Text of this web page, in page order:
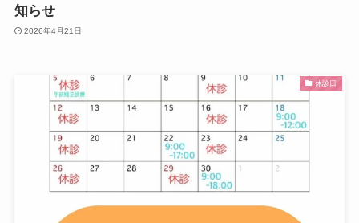
知らせ
2026年4月21日
休診日